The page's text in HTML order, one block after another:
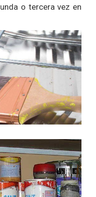
o tercera vez en